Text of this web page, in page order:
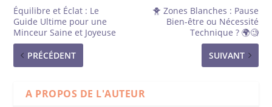
Équilibre et Éclat : Le
Guide Ultime pour une
Minceur Saine et Joyeuse
PRÉCÉDENT
🐥 Zones Blanches : Pause
Bien-être ou Nécessité
Technique ? 🌍🧐
SUIVANT
A PROPOS DE L'AUTEUR